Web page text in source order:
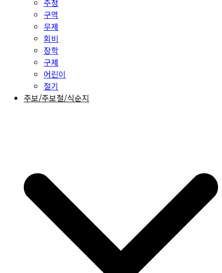
주정
구역
무제
회비
장학
구제
어린이
절기
주보/주보철/식순지